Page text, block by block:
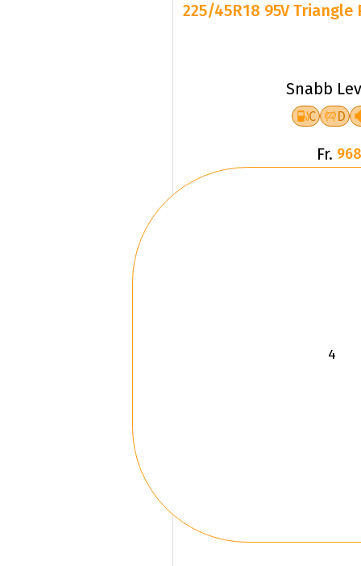
225/45R18 95V Triangle
Snabb
C D
Fr.